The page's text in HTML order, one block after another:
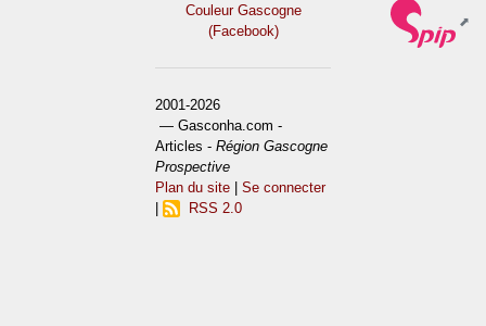
Couleur Gascogne
(Facebook)
2001-2026
— Gasconha.com -
Articles -Région Gascogne
Prospective
Plan du site |Se connecter
RSS 2.0